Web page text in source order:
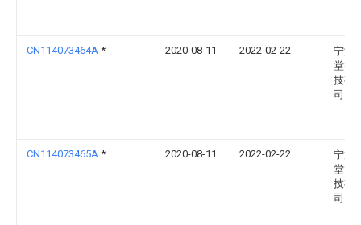
CN114073464A * 2020-08-11 2022-02-22
宁波
堂智
技有
司
CN114073465A * 2020-08-11 2022-02-22
宁波
堂智
技有
司